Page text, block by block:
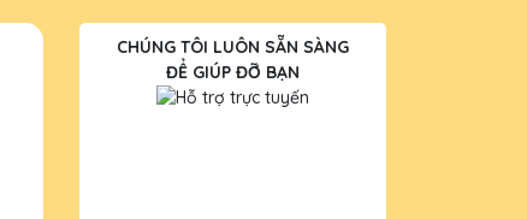
CHÚNG TÔI LUÔN SẴN SÀNG
ĐỂ GIÚP ĐỠ BẠN